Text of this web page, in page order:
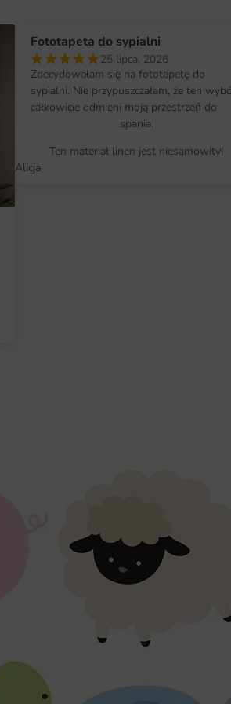
Fototapeta Trójkąty dostępna
dopasowanie do każdej ściany.
czy tylko jej fragment, znajdziesz
prosty i szybki dzięki
kroków, aby cieszyć się nową
Dlaczego warto wybrać tę
Nowoczesny i unikalny design,
Wysoka jakość materiałów i
Łatwy montaż, który nie wymaga
Wszechstronność zastosowania -
Fototapeta do sypialni
25 lipca, 2026
Zdecydowałam się na fototapetę do
sypialni. Nie przypuszczałam, że ten
całkowicie odmieni moją przestrzeń do
spania.
Ten materiał linen jest niesamowity!
Alicja